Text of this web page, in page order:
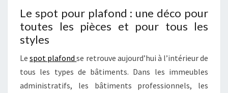
Le spot pour plafond : une déco pour
toutes les pièces et pour tous les
styles
Lespot plafondse retrouve aujourd’hui à l’intérieur de
tous les types de bâtiments. Dans les immeubles
administratifs, les bâtiments professionnels, les